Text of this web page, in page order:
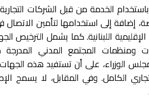
الخدمة من قبل الشركات
إضافة إلى استخدامها لتأمين
اللبنانية. كما يشمل الترخيص
ومنظمات المجتمع المدني
مجلس الوزراء، على أن تستفيد هذه
الكامل. وفي المقابل، لا يسمح